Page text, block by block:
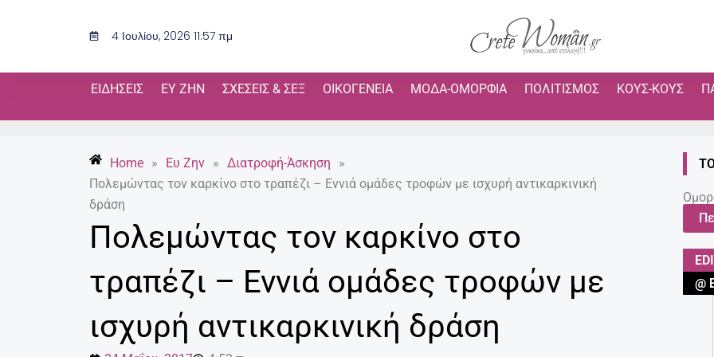
4 Ιουλίου, 2026 11:57 πμ
ΕΙΔΉΣΕΙΣ ΕΥ ΖΗΝ ΣΧΈΣΕΙΣ & ΣΕΞ ΟΙΚΟΓΈΝΕΙΑ ΜΌΔΑ-ΟΜΟΡΦΙΆ ΠΟΛΙΤΙΣΜΌΣ ΚΟΥΣ-ΚΟΥΣ
Home » Ευ Ζην » Διατροφή-Άσκηση
»
Πολεμώντας τον καρκίνο στο τραπέζι – Εννιά ομάδες τροφών με ισχυρή αντικαρκινική
δράση
Πολεμώντας τον καρκίνο στο
τραπέζι – Εννιά ομάδες τροφών με
ισχυρή αντικαρκινική δράση
@